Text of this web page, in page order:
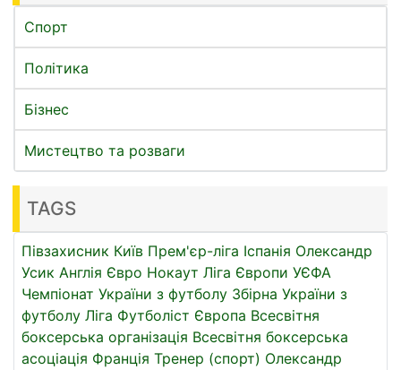
Спорт
Політика
Бізнес
Мистецтво та розваги
TAGS
Півзахисник Київ Прем'єр-ліга Іспанія Олександр
Усик Англія Євро Нокаут Ліга Європи УЄФА
Чемпіонат України з футболу Збірна України з
футболу Ліга Футболіст Європа Всесвітня
боксерська організація Всесвітня боксерська
асоціація Франція Тренер (спорт) Олександр